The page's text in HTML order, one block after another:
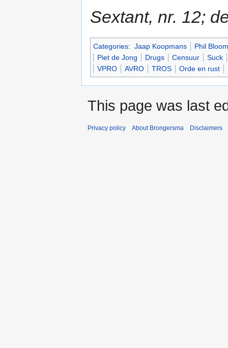
Sextant, nr. 12;
Categories: Jaap Koopmans
Phil Bloom
Piet de Jong
Drugs Censuur
Suck
VPRO
AVRO TROS Orde en rust
This page was last
Privacy policy About Brongersma Disclaimers